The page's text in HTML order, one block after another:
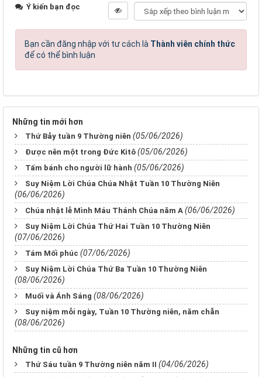
Ý kiến bạn đọc
Bạn cần đăng nhập với tư cách là Thành viên chính thức
để có thể bình luận
Những tin mới hơn
Thứ Bảy tuần 9 Thường niên (05/06/2026)
Được nên một trong Đức Kitô (05/06/2026)
Tấm bánh cho người lữ hành (05/06/2026)
Suy Niệm Lời Chúa Chúa Nhật Tuần 10 Thường Niên
(06/06/2026)
Chúa nhật lễ Mình Máu Thánh Chúa năm A (06/06/2026)
Suy Niệm Lời Chúa Thứ Hai Tuần 10 Thường Niên
(07/06/2026)
Tám Mối phúc (07/06/2026)
Suy Niệm Lời Chúa Thứ Ba Tuần 10 Thường Niên
(08/06/2026)
Muối và Ánh Sáng (08/06/2026)
Suy niệm mỗi ngày, Tuần 10 Thường niên, năm chẵn
(08/06/2026)
Những tin cũ hơn
Thứ Sáu tuần 9 Thường niên năm II (04/06/2026)